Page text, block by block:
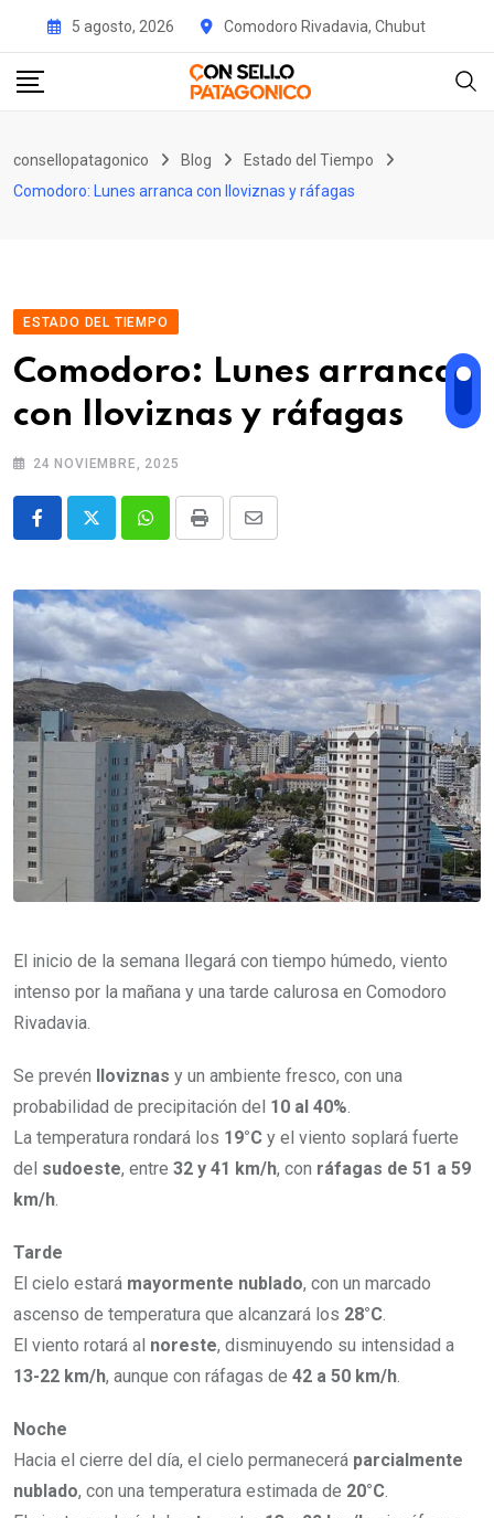
content
5 agosto, 2026 Comodoro Rivadavia, Chubut
consellopatagonico Blog
Estado del Tiempo
Comodoro: Lunes arranca con lloviznas y ráfagas
ESTADO DEL TIEMPO
Comodoro: Lunes arranca
con lloviznas y ráfagas
24 NOVIEMBRE, 2025
WhatsappPrint
Share
Email
El inicio de la semana llegará con tiempo húmedo, viento
intenso por la mañana y una tarde calurosa en Comodoro
Rivadavia.
Se prevén lloviznas y un ambiente fresco, con una
probabilidad de precipitación del 10 al 40%.
La temperatura rondará los 19°C y el viento soplará fuerte
del sudoeste, entre 32 y 41 km/h, con ráfagas de 51 a 59
km/h.
Tarde
El cielo estará mayormente nublado, con un marcado
ascenso de temperatura que alcanzará los 28°C.
El viento rotará al noreste, disminuyendo su intensidad a
13-22 km/h, aunque con ráfagas de 42 a 50 km/h.
Noche
Hacia el cierre del día, el cielo permanecerá parcialmente
nublado, con una temperatura estimada de 20°C.